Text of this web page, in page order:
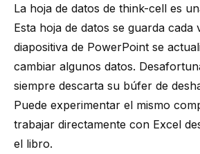
La hoja de datos de think-cell es
Esta hoja de datos se guarda cada
diapositiva de PowerPoint se
cambiar algunos datos.
siempre descarta su búfer de
Puede experimentar el mismo
trabajar directamente con Excel
el libro.